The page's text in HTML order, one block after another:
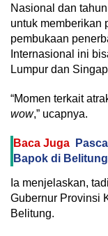
Nasional dan
untuk memberikan
pembukaan
Internasional ini
Lumpur dan
“Momen terkait
wow,” ucapnya.
Baca Juga
Bapok di
Ia menjelaskan,
Gubernur Provinsi
Belitung.